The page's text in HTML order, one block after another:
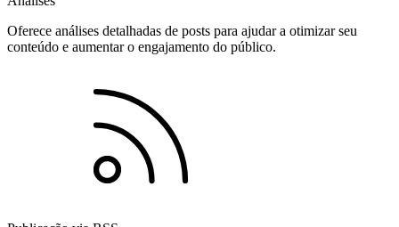
Oferece análises detalhadas de posts para ajudar a otimizar seu
conteúdo e aumentar o engajamento do público.